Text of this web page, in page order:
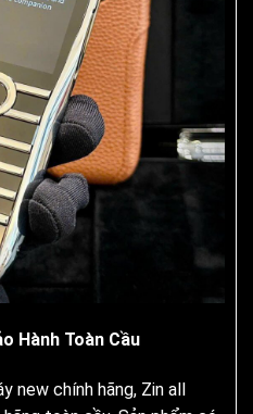
Hành Toàn Cầu
new chính hãng, Zin all